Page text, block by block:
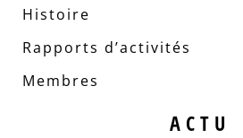
Histoire
Rapports d’activités
Membres
ACTU